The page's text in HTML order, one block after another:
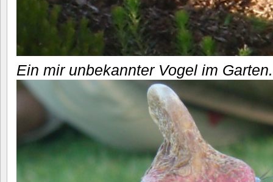
Ein mir unbekannter Vogel im Garten.